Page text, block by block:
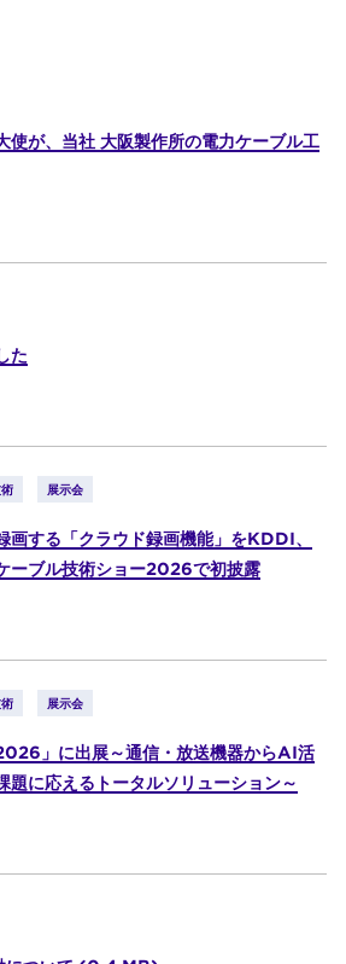
使が、当社 大阪製作所の電力ケーブル工
た
展示会
画する「クラウド録画機能」をKDDI、
ーブル技術ショー2026で初披露
展示会
」に出展～通信・放送機器からAI活
題に応えるトータルソリューション～